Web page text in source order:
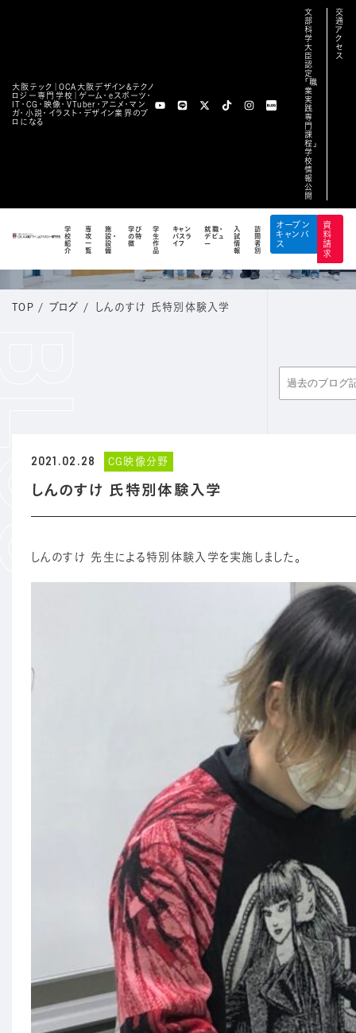
大阪テック｜OCA⼤阪デザイン&テクノ
ロジー専⾨学校｜ゲーム・eスポーツ・
IT・CG・映像・VTuber・アニメ・マン
ガ・小説・イラスト・デザイン業界のプ
ロになる
文
部
科
学
大
臣
認
定
「職
業
実
践
専
門
課
程」
学
校
情
報
公
開
交
通
ア
ク
セ
ス
学
校
紹
介
専
攻
一
覧
施
設・
設
備
学び
の特
徴
学
生
作
品
キャン
パスラ
イフ
就職・
デビュ
ー
入
試
情
報
訪
問
者
別
オープン
キャンパ
ス
資
料
請
求
BLOG
公式ブログ
TOP / ブログ / しんのすけ 氏特別体験入学
2021.02.28 CG映像分野
しんのすけ 氏特別体験入学
しんのすけ 先生による特別体験入学を実施しました。